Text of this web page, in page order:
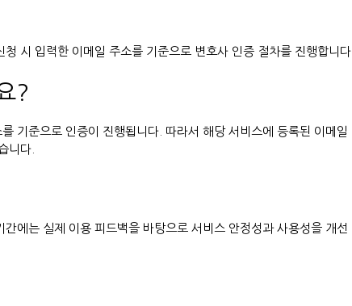
시 입력한 이메일 주소를 기준으로 변호사 인증 절차를 진행합니다.
?
기준으로 인증이 진행됩니다. 따라서 해당 서비스에 등록된 이메일
니다.
에는 실제 이용 피드백을 바탕으로 서비스 안정성과 사용성을 개선